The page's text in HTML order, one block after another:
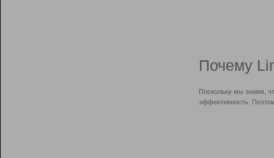
Почему
Поскольку мы знаем,
эффективность.